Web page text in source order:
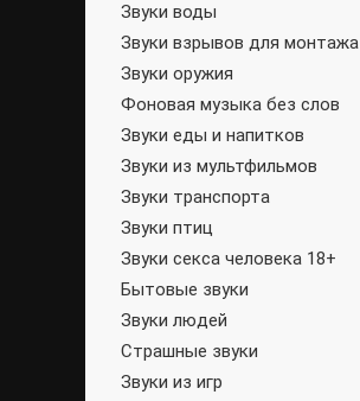
Звуки воды
Звуки взрывов для монтажа
Звуки оружия
Фоновая музыка без слов
Звуки еды и напитков
Звуки из мультфильмов
Звуки транспорта
Звуки птиц
Звуки секса человека 18+
Бытовые звуки
Звуки людей
Страшные звуки
Звуки из игр